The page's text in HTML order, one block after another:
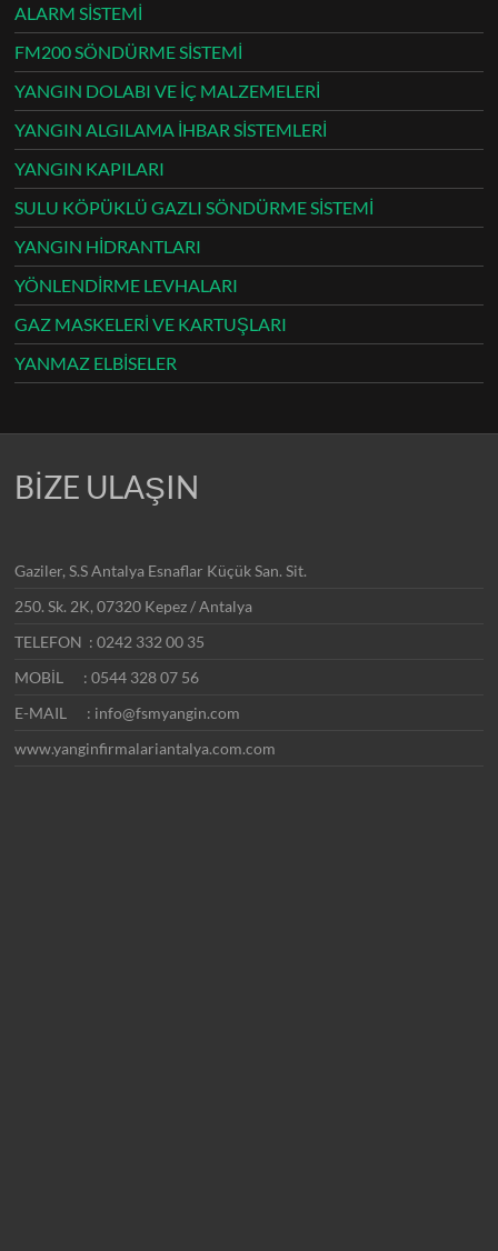
ALARM SİSTEMİ
FM200 SÖNDÜRME SİSTEMİ
YANGIN DOLABI VE İÇ MALZEMELERİ
YANGIN ALGILAMA İHBAR SİSTEMLERİ
YANGIN KAPILARI
SULU KÖPÜKLÜ GAZLI SÖNDÜRME SİSTEMİ
YANGIN HİDRANTLARI
YÖNLENDİRME LEVHALARI
GAZ MASKELERİ VE KARTUŞLARI
YANMAZ ELBİSELER
BİZE ULAŞIN
Gaziler, S.S Antalya Esnaflar Küçük San. Sit.
250. Sk. 2K, 07320 Kepez / Antalya
TELEFON : 0242 332 00 35
MOBİL : 0544 328 07 56
E-MAIL : info@fsmyangin.com
www.yanginfirmalariantalya.com.com